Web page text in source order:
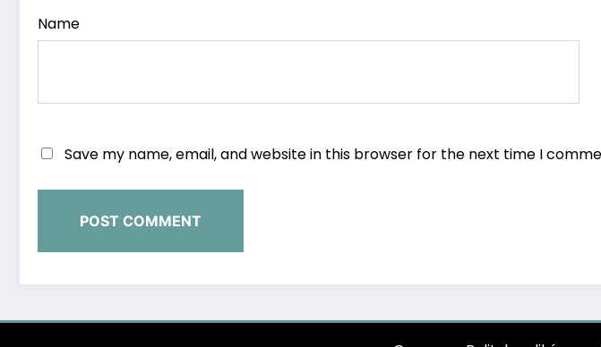
Name
Save my name, email, and website in this browser for the next time I